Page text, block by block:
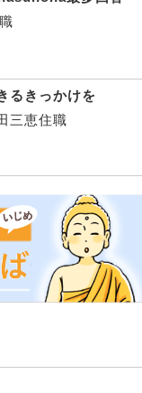
るきっかけを
三恵住職